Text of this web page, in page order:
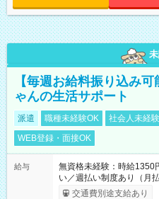
【毎週お給料振り込み
ゃんの生活サポート
派遣 職種未経験OK 社会人未経
WEB登録・面接OK
給与
無資格未経験：時給
い／週払い制度あり（月
完了次第のお支払いとな
交通費別途支給あり